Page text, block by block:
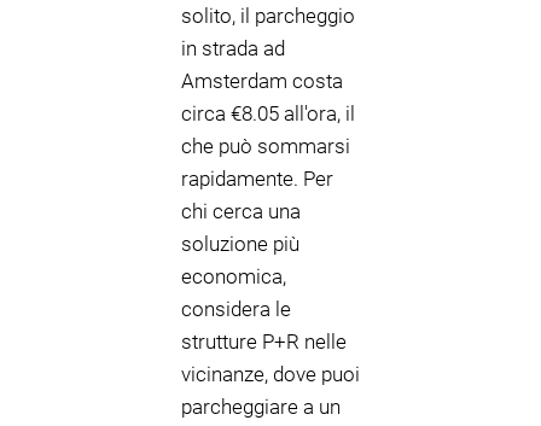
solito, il parcheggio
in strada ad
Amsterdam costa
circa €8.05 all'ora, il
che può sommarsi
rapidamente. Per
chi cerca una
soluzione più
economica,
considera le
strutture P+R nelle
vicinanze, dove puoi
parcheggiare a un